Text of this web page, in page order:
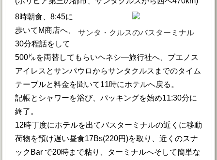
サンタ・クルスのバスターミナル
8時朝食、8:45に
歩いてM商店へ、
30分程話をして
500㌦を両替してもらいヘネシ―旅行社へ、ブエノス
アイレスとサンパウロからサンタクルスまでのタイム
テーブルと料金を聞いて11時にホテルへ戻る。
記帳とシャワーを浴び、パッキングを始め11:30分に
終了。
12時丁度にホテルを出てバスターミナルの近くに移動
荷物を預け遅い昼食17Bs(220円)を取り、近くのスナ
ックBar で20時まで粘り、ターミナルへそして簡単な